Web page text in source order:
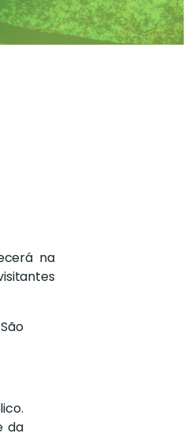
na
da